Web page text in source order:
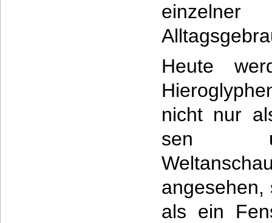
Heute
nicht nur
sen
angesehen,
als ein